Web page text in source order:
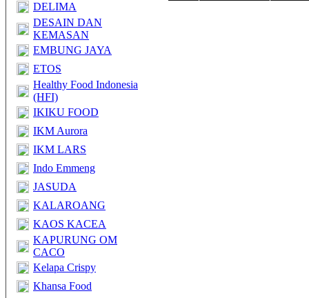
DELIMA
DESAIN DAN
KEMASAN
EMBUNG JAYA
ETOS
Healthy Food Indonesia
(HFI)
IKIKU FOOD
IKM Aurora
IKM LARS
Indo Emmeng
JASUDA
KALAROANG
KAOS KACEA
KAPURUNG OM
CACO
Kelapa Crispy
Khansa Food